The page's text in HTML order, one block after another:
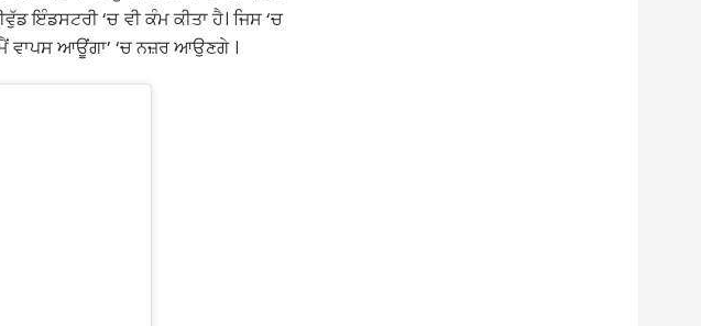
ਇੰਡਸਟਰੀ ‘ਚ ਵੀ ਕੰਮ ਕੀਤਾ ਹੈ। ਜਿਸ ‘ਚ
ਵਾਪਸ ਆਊਂਗਾ’ ‘ਚ ਨਜ਼ਰ ਆਉਣਗੇ ।